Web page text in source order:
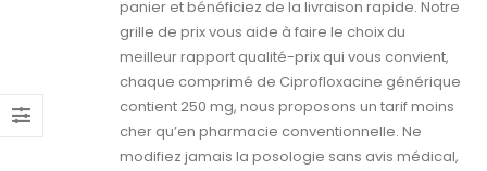
panier et bénéficiez de la livraison rapide. Notre
grille de prix vous aide à faire le choix du
meilleur rapport qualité-prix qui vous convient,
chaque comprimé de Ciprofloxacine générique
contient 250 mg, nous proposons un tarif moins
cher qu’en pharmacie conventionnelle. Ne
modifiez jamais la posologie sans avis médical,